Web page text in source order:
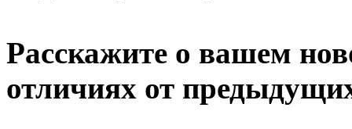
Расскажите о вашем
отличиях от